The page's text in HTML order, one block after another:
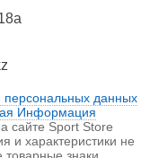
персональных данных
Информация
сайте Sport Store
и характеристики не